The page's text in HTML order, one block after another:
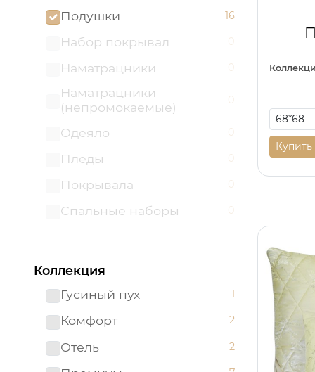
Подушки
16
Набор покрывал 0
Наматрацники 0
Наматрацники
(непромокаемые)
0
Одеяло 0
Пледы 0
Покрывала 0
Спальные наборы 0
Коллекция
Гусиный пух
1
Комфорт 2
Отель 2
Купить